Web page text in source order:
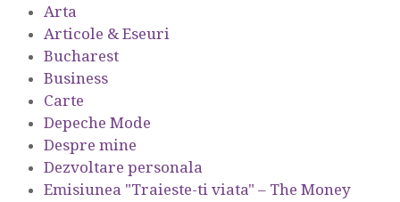
Arta
Articole & Eseuri
Bucharest
Business
Carte
Depeche Mode
Despre mine
Dezvoltare personala
Emisiunea "Traieste-ti viata" – The Money